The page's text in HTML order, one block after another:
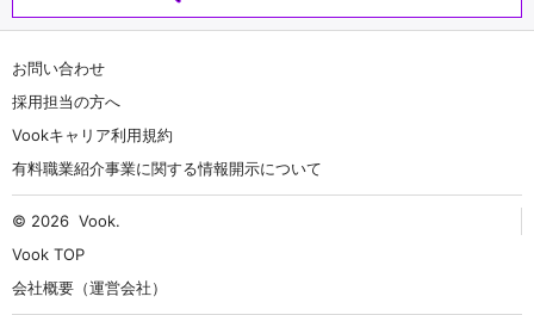
お問い合わせ
採用担当の方へ
Vookキャリア利用規約
有料職業紹介事業に関する情報開示について
© 2026 Vook.
Vook TOP
会社概要（運営会社）